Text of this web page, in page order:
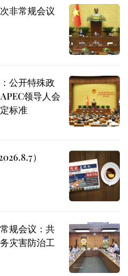
非常规会议
公开特殊政
领导人会
标准
）
规会议：共
灾害防治工